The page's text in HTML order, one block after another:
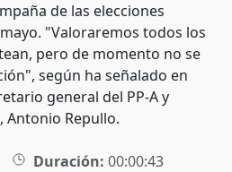
de las elecciones
"Valoraremos todos los
pero de momento no se
según ha señalado en
general del PP-A y
Antonio Repullo.
Duración: 00:00:43